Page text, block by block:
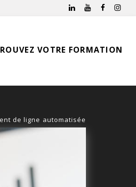
VOTRE FORMATION
de ligne automatisée